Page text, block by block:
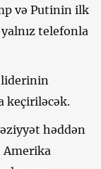
və Putinin ilk
telefonla
liderinin
keçiriləcək.
həddən
Amerika